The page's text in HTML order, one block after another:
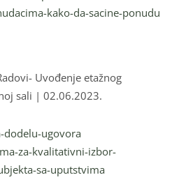
kako-da-sacine-ponudu
Uvođenje etažnog
sali | 02.06.2023.
dodelu-ugovora
za-kvalitativni-izbor-
sa-uputstvima